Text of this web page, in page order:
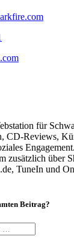
für
CD-Reviews,
zusätzlich über
TuneIn und
Beitrag?